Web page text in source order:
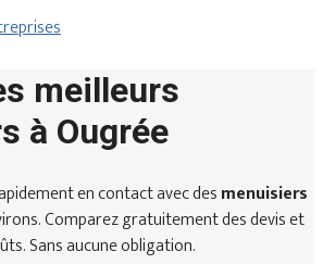
meilleurs
à Ougrée
en contact avec desmenuisiers
Comparez gratuitement des devis et
Sans aucune obligation.